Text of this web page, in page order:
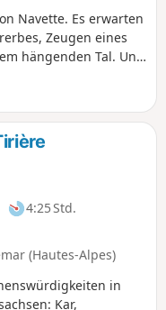
Navette. Es erwarten
Zeugen eines
hängenden Tal. Und
überraschen.
4:25 Std.
(Hautes-Alpes)
in
Kar,